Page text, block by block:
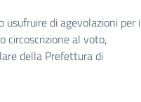
usufruire di agevolazioni per i
circoscrizione al voto,
della Prefettura di